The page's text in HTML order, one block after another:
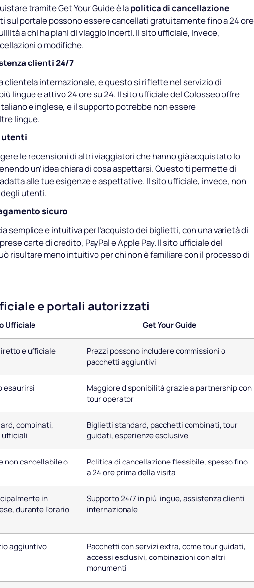
tramite Get Your Guide è lapolitica di cancellazione
sul portale possono essere cancellati gratuitamente fino a 24 ore
a chi ha piani di viaggio incerti. Il sito ufficiale, invece,
o modifiche.
clienti 24/7
clientela internazionale, e questo si riflette nel servizio di
lingue e attivo 24 ore su 24. Il sito ufficiale del Colosseo offre
e inglese, e il supporto potrebbe non essere
lingue.
utenti
le recensioni di altri viaggiatori che hanno già acquistato lo
un’idea chiara di cosa aspettarsi. Questo ti permette di
alle tue esigenze e aspettative. Il sito ufficiale, invece, non
utenti.
sicuro
semplice e intuitiva per l’acquisto dei biglietti, con una varietà di
carte di credito, PayPal e Apple Pay. Il sito ufficiale del
risultare meno intuitivo per chi non è familiare con il processo di
e portali autorizzati
Ufficiale Get Your Guide
e ufficiale
Prezzi possono includere commissioni o
pacchetti aggiuntivi
esaurirsi
Maggiore disponibilità grazie a partnership con
tour operator
combinati,
ufficiali
Biglietti standard, pacchetti combinati, tour
guidati, esperienze esclusive
non cancellabile o
Politica di cancellazione flessibile, spesso fino
a 24 ore prima della visita
in
durante l'orario
Supporto 24/7 in più lingue, assistenza clienti
internazionale
aggiuntivo
Pacchetti con servizi extra, come tour guidati,
accessi esclusivi, combinazioni con altri
monumenti